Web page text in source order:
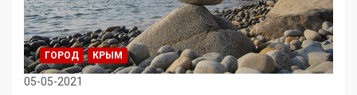
ГОРОД КРЫМ
05-05-2021